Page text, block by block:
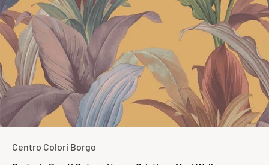
Centro Colori Borgo